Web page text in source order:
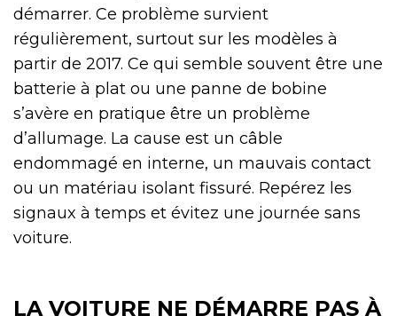
démarrer. Ce problème survient
régulièrement, surtout sur les modèles à
partir de 2017. Ce qui semble souvent être une
batterie à plat ou une panne de bobine
s’avère en pratique être un problème
d’allumage. La cause est un câble
endommagé en interne, un mauvais contact
ou un matériau isolant fissuré. Repérez les
signaux à temps et évitez une journée sans
voiture.
LA VOITURE NE DÉMARRE PAS À